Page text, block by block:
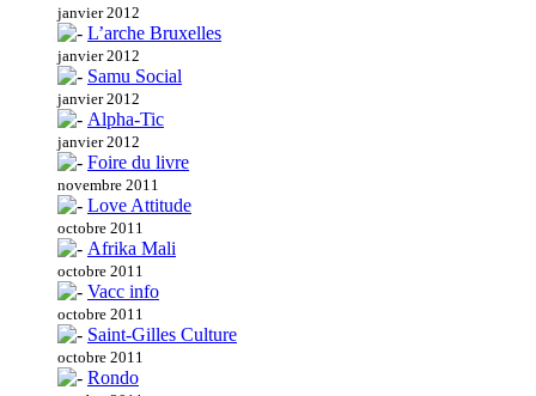
janvier 2012
L’arche Bruxelles
janvier 2012
Samu Social
janvier 2012
Alpha-Tic
janvier 2012
Foire du livre
novembre 2011
Love Attitude
octobre 2011
Afrika Mali
octobre 2011
Vacc info
octobre 2011
Saint-Gilles Culture
octobre 2011
Rondo